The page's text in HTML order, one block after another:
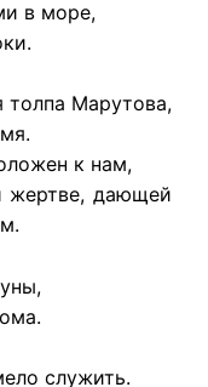
в море,
толпа Марутова,
к нам,
жертве, дающей
служить.